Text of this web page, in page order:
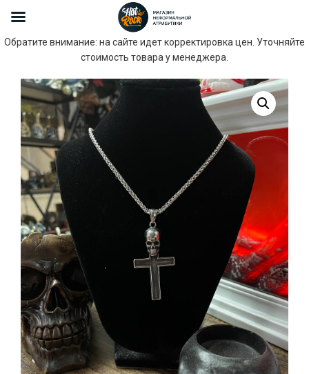
Обратите внимание: на сайте идет корректировка цен. Уточняйте
стоимость товара у менеджера.